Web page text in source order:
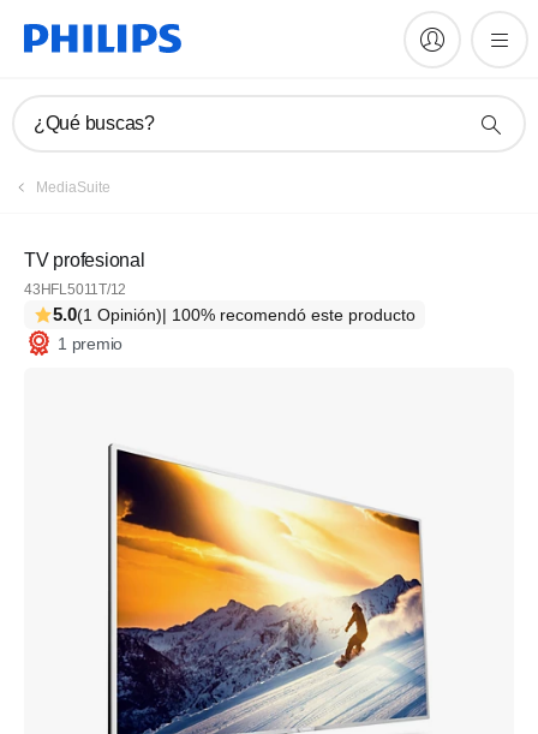
¿Qué buscas?
MediaSuite
TV profesional
43HFL5011T/12
5.0(1 Opinión)| 100% recomendó este producto
1 premio